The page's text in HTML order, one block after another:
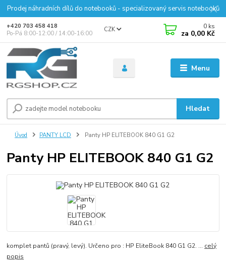
Prodej náhradních dílů do notebooků - specializovaný servis notebooků
Menu
CZK
Hledat
+420 703 458 418
Po-Pá 8:00-12:00 / 14:00-16:00
0 ks
za 0,00 Kč
Úvod PANTY LCD Panty HP ELITEBOOK 840 G1 G2
Panty HP ELITEBOOK 840 G1 G2
komplet pantů (pravý, levý). Určeno pro : HP EliteBook 840 G1 G2. ... celý
popis